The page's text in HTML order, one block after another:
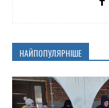
НАЙПОПУЛЯРНІШЕ